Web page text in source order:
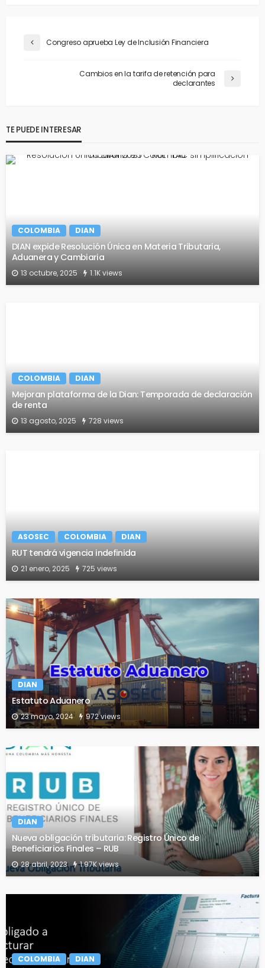
Congreso aprueba Ley de Inclusión Financiera
Cambios en la tarifa de retención para
declarantes
TE PUEDE INTERESAR
COLOMBIA DIAN
DIAN expide Resolución Única en Materia Tributaria,
Aduanera y Cambiaria
13 octubre, 2025 1.1K views
COLOMBIA DIAN
Mejoran plataforma de la Dian: Temporada de declaración
de renta
13 agosto, 2025 728 views
ASOSEC COLOMBIA DIAN
RUT tendrá vigencia indefinida
21 enero, 2025 725 views
DIAN
Estatuto Aduanero
23 mayo, 2024 972 views
DIAN
Nueva obligación tributaria: Registro Único de
Beneficiarios Finales – RUB
28 abril, 2023 1.97K views
COLOMBIA DIAN